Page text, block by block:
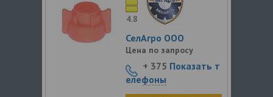
4.8
СелАгро ООО
Цена по запросу
+ 375 Показать т
елефоны